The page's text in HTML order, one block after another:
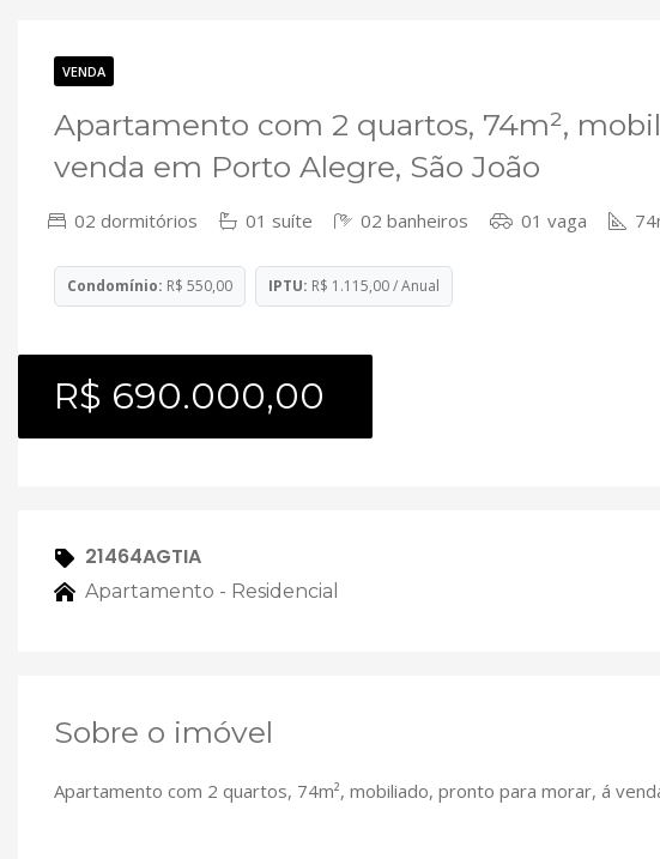
VENDA
Apartamento com 2 quartos, 74m²,
venda em Porto Alegre, São João
02 dormitórios 01 suíte 02 banheiros 01 vaga
Condomínio: R$ 550,00 IPTU: R$ 1.115,00 / Anual
R$ 690.000,00
21464AGTIA
Apartamento - Residencial
Sobre o imóvel
Apartamento com 2 quartos, 74m², mobiliado, pronto para morar, á